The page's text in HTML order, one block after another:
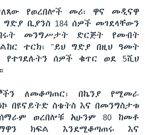
የወረበሎች መሪ፣ ዋና መዲናዋ
ግድያ ቢያንስ 184 ሰዎች መገደላቸውን
መንግሥታት ድርጅት የመብት
ተርክ፣ "ይህ ግድያ በዚህ ዓመት
ሰዎች ቁጥር ወደ 5ሺህ
ለመቆጣጠር፣ በኬንያ የሚመራ
በዩናይትድ ስቴትስ እና በመንግስታቱ
ወረበሎቹ አሁንም 80 ከመቶ
ክፍል እንደሚቆጣጠሩ እና